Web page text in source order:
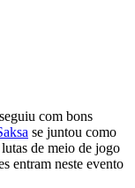
com bons
se juntou como
de meio de jogo
entram neste evento